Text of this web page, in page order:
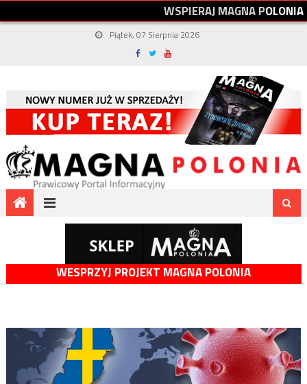
WSPIERAJMAGNAPOLONIA
Piątek, 07 Sierpnia 2026
WESPRZYJ PROJEKT MAGNA POLONIA